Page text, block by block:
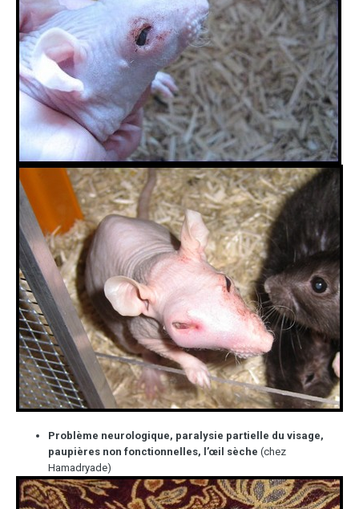
Problème neurologique, paralysie partielle du visage,
paupières non fonctionnelles, l’œil sèche (chez
Hamadryade)